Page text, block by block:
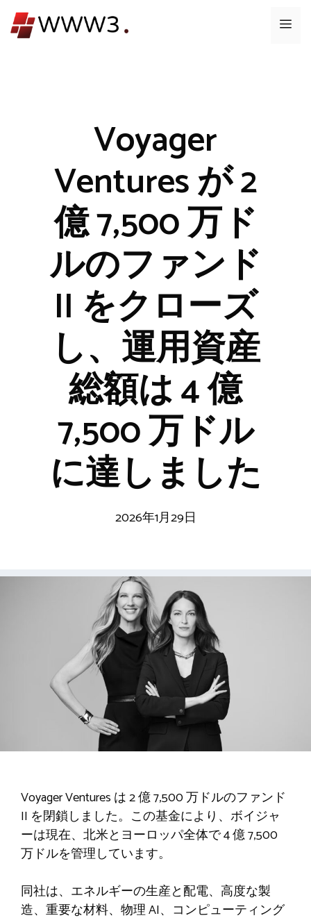
ン
メ
Voyager
Ventures が 2
億 7,500 万ド
ルのファンド
II をクローズ
し、運用資産
総額は 4 億
7,500 万ドル
に達しました
2026年1月29日
Voyager Ventures は 2 億 7,500 万ドルのファンド
II を閉鎖しました。この基金により、ボイジャ
ーは現在、北米とヨーロッパ全体で 4 億 7,500
万ドルを管理しています。
同社は、エネルギーの生産と配電、高度な製
造、重要な材料、物理 AI、コンピューティング